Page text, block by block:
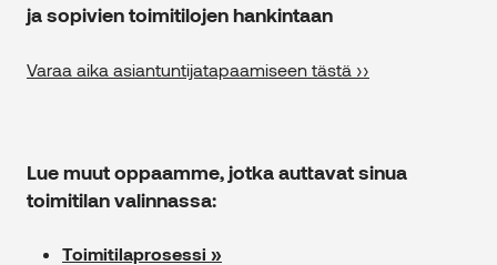
ja sopivien toimitilojen hankintaan
Varaa aika asiantuntijatapaamiseen tästä ››
Lue muut oppaamme, jotka auttavat sinua
toimitilan valinnassa:
Toimitilaprosessi »